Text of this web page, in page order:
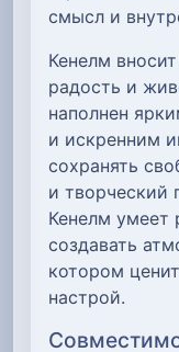
смысл и
Кенелм
радость и
наполнен
и искренним
сохранять
и творческий
Кенелм умеет
создавать
котором
настрой.